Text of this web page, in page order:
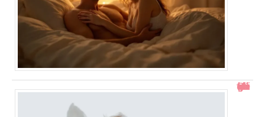
Comment gérer un bébé qui se retourne pendant le change ?